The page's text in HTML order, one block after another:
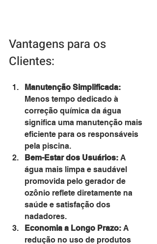
Vantagens para os
Clientes:
Manutenção Simplificada:
Menos tempo dedicado à
correção química da água
significa uma manutenção mais
eficiente para os responsáveis
pela piscina.
Bem-Estar dos Usuários: A
água mais limpa e saudável
promovida pelo gerador de
ozônio reflete diretamente na
saúde e satisfação dos
nadadores.
Economia a Longo Prazo: A
redução no uso de produtos